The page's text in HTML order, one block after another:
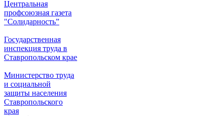
Центральная
профсоюзная газета
"Солидарность”
Государственная
инспекция труда в
Ставропольском крае
Министерство труда
и социальной
защиты населения
Ставропольского
края